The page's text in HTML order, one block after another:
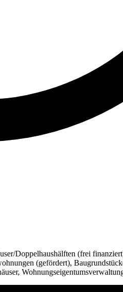
Doppelhaushälften (frei
(gefördert),